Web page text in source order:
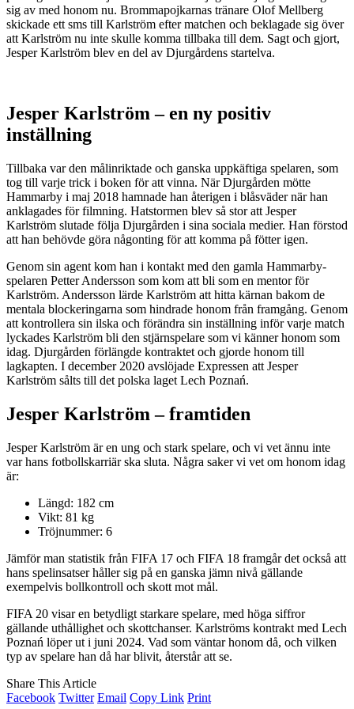
sig av med honom nu. Brommapojkarnas tränare Olof Mellberg
skickade ett sms till Karlström efter matchen och beklagade sig över
att Karlström nu inte skulle komma tillbaka till dem. Sagt och gjort,
Jesper Karlström blev en del av Djurgårdens startelva.
Jesper Karlström – en ny positiv
inställning
Tillbaka var den målinriktade och ganska uppkäftiga spelaren, som
tog till varje trick i boken för att vinna. När Djurgården mötte
Hammarby i maj 2018 hamnade han återigen i blåsväder när han
anklagades för filmning. Hatstormen blev så stor att Jesper
Karlström slutade följa Djurgården i sina sociala medier. Han förstod
att han behövde göra någonting för att komma på fötter igen.
Genom sin agent kom han i kontakt med den gamla Hammarby-
spelaren Petter Andersson som kom att bli som en mentor för
Karlström. Andersson lärde Karlström att hitta kärnan bakom de
mentala blockeringarna som hindrade honom från framgång. Genom
att kontrollera sin ilska och förändra sin inställning inför varje match
lyckades Karlström bli den stjärnspelare som vi känner honom som
idag. Djurgården förlängde kontraktet och gjorde honom till
lagkapten. I december 2020 avslöjade Expressen att Jesper
Karlström sålts till det polska laget Lech Poznań.
Jesper Karlström – framtiden
Jesper Karlström är en ung och stark spelare, och vi vet ännu inte
var hans fotbollskarriär ska sluta. Några saker vi vet om honom idag
är:
Längd: 182 cm
Vikt: 81 kg
Tröjnummer: 6
Jämför man statistik från FIFA 17 och FIFA 18 framgår det också att
hans spelinsatser håller sig på en ganska jämn nivå gällande
exempelvis bollkontroll och skott mot mål.
FIFA 20 visar en betydligt starkare spelare, med höga siffror
gällande uthållighet och skottchanser. Karlströms kontrakt med Lech
Poznań löper ut i juni 2024. Vad som väntar honom då, och vilken
typ av spelare han då har blivit, återstår att se.
Share This Article
Facebook Twitter Email Copy Link Print